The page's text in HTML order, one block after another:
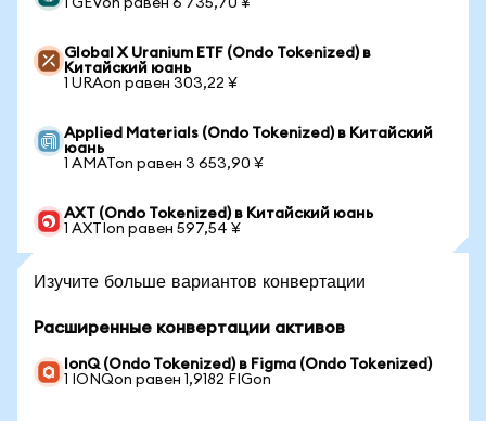
1 GEVon равен 6 735,70 ¥
Global X Uranium ETF (Ondo Tokenized) в
Китайский юань
1 URAon равен 303,22 ¥
Applied Materials (Ondo Tokenized) в Китайский
юань
1 AMATon равен 3 653,90 ¥
AXT (Ondo Tokenized) в Китайский юань
1 AXTIon равен 597,54 ¥
Изучите больше вариантов конвертации
Расширенные конвертации активов
IonQ (Ondo Tokenized) в Figma (Ondo Tokenized)
1 IONQon равен 1,9182 FIGon